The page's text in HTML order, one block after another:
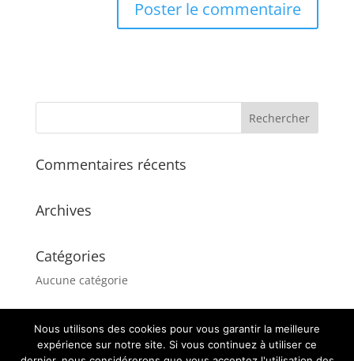
Commentaires récents
Archives
Catégories
Aucune catégorie
Nous utilisons des cookies pour vous garantir la meilleure
expérience sur notre site. Si vous continuez à utiliser ce